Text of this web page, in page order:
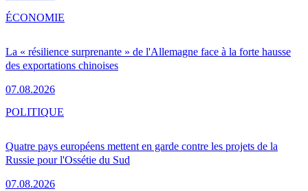
La « résilience surprenante » de l'Allemagne face à la forte hausse
des exportations chinoises
07.08.2026
ÉCONOMIE
Quatre pays européens mettent en garde contre les projets de la
Russie pour l'Ossétie du Sud
07.08.2026
POLITIQUE